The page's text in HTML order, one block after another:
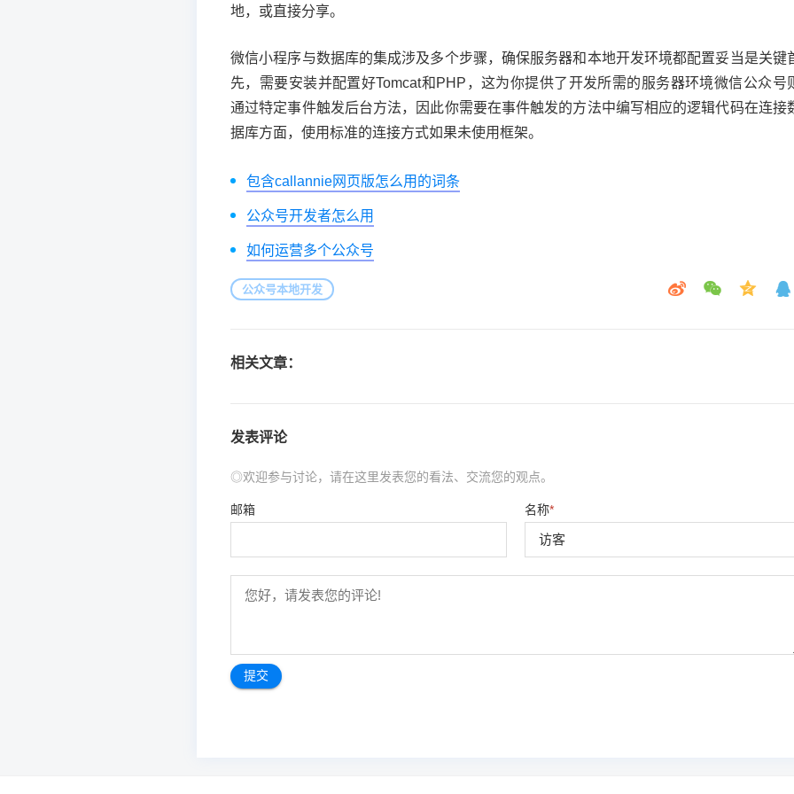
地，或直接分享。
微信小程序与数据库的集成涉及多个步骤，确保服务器和本地开发环境都配置妥当是关键
先，需要安装并配置好Tomcat和PHP，这为你提供了开发所需的服务器环境微信公众号
通过特定事件触发后台方法，因此你需要在事件触发的方法中编写相应的逻辑代码在连接
据库方面，使用标准的连接方式如果未使用框架。
包含callannie网页版怎么用的词条
公众号开发者怎么用
如何运营多个公众号
公众号本地开发
相关文章：
发表评论
◎欢迎参与讨论，请在这里发表您的看法、交流您的观点。
名称*
邮箱